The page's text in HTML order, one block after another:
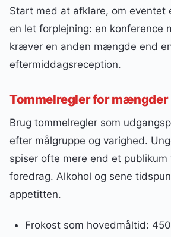
Start med at afklare, om eventet
en let forplejning: en konference
kræver en anden mængde end
eftermiddagsreception.
Tommelregler for mængder
Brug tommelregler som
efter målgruppe og varighed.
spiser ofte mere end et
foredrag. Alkohol og sene
appetitten.
Frokost som hovedmåltid: